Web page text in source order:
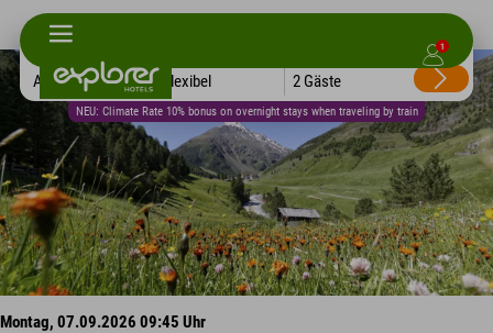
1
NEU: Climate Rate 10% bonus on overnight stays when traveling by train
Alle Hotels Flexibel 2 Gäste
Montag, 07.09.2026 09:45 Uhr